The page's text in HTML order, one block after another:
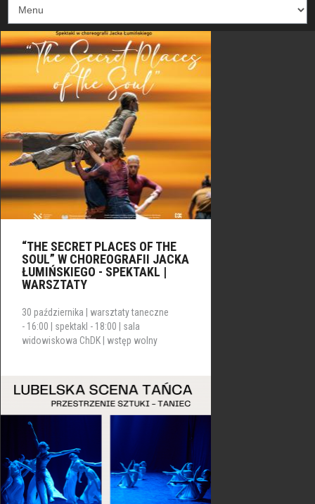
“THE SECRET PLACES OF THE
SOUL” W CHOREOGRAFII JACKA
ŁUMIŃSKIEGO - SPEKTAKL |
WARSZTATY
30 października | warsztaty taneczne
- 16:00 | spektakl - 18:00 | sala
widowiskowa ChDK | wstęp wolny